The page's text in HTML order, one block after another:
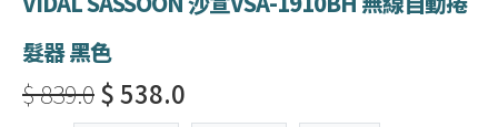
髮器 黑色
$ 839.0$ 538.0